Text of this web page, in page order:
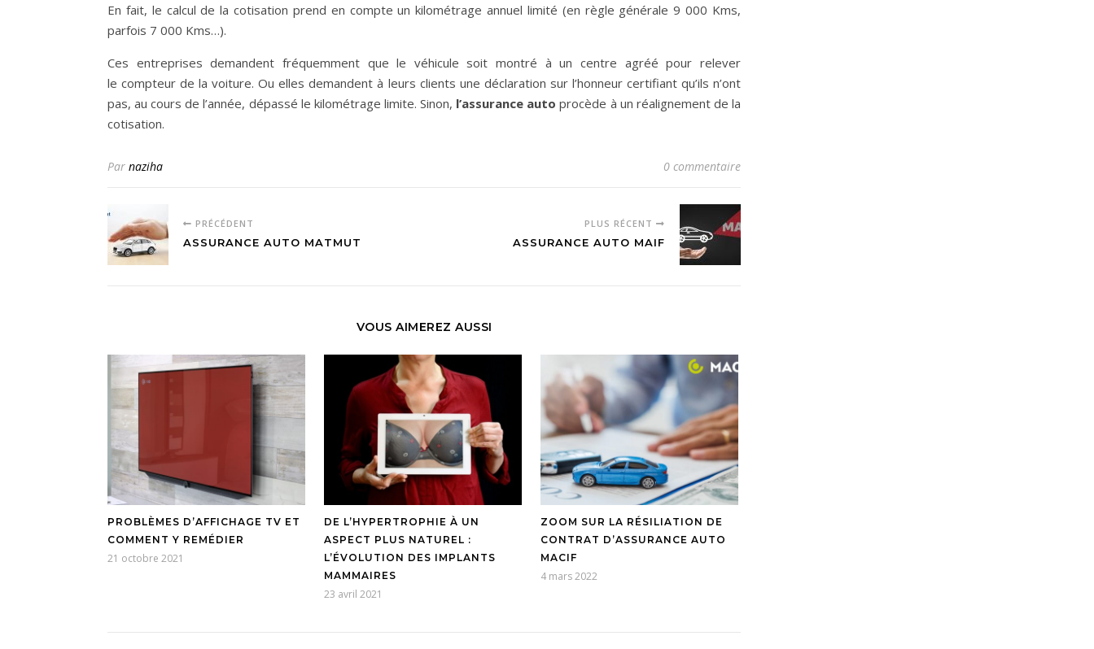
En fait, le calcul de la cotisation prend en compte un kilométrage annuel limité (en règle générale 9 000 Kms,
parfois 7 000 Kms…).
Ces entreprises demandent fréquemment que le véhicule soit montré à un centre agréé pour relever
le compteur de la voiture. Ou elles demandent à leurs clients une déclaration sur l’honneur certifiant qu’ils n’ont
pas, au cours de l’année, dépassé le kilométrage limite. Sinon, l’assurance auto procède à un réalignement de la
cotisation.
Par naziha 0 commentaire
PRÉCÉDENT
ASSURANCE AUTO MATMUT
PLUS RÉCENT
ASSURANCE AUTO MAIF
VOUS AIMEREZ AUSSI
PROBLÈMES D’AFFICHAGE TV ET
COMMENT Y REMÉDIER
21 octobre 2021
DE L’HYPERTROPHIE À UN
ASPECT PLUS NATUREL :
L’ÉVOLUTION DES IMPLANTS
MAMMAIRES
23 avril 2021
ZOOM SUR LA RÉSILIATION DE
CONTRAT D’ASSURANCE AUTO
MACIF
4 mars 2022